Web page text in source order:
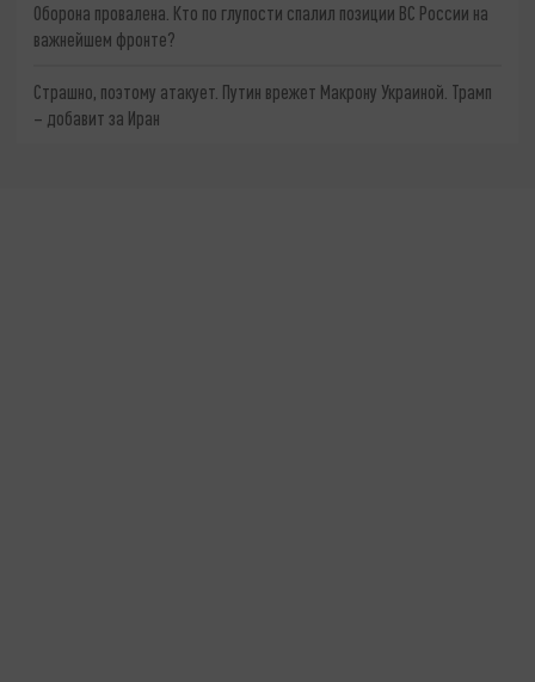
Оборона провалена. Кто по глупости спалил позиции ВС России на
важнейшем фронте?
Страшно, поэтому атакует. Путин врежет Макрону Украиной. Трамп
– добавит за Иран